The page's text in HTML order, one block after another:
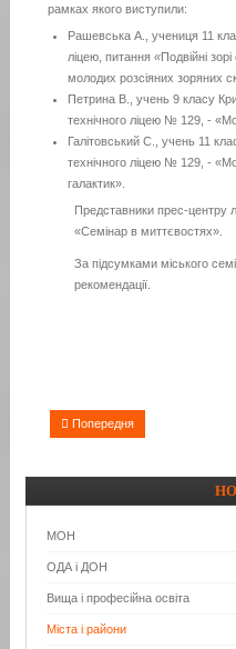
рамках якого виступили:
Рашевська А., учениця 11
ліцею, питання«Подвійні
молодих розсіяних зоряних
Петрина В., учень 9 класу
технічного ліцею № 129, -
Галітовський С., учень 11
технічного ліцею № 129, -
галактик».
Представники прес-центру
«Семінар в миттєвостях».
За підсумками міського
рекомендації.
Попередня
МОН
ОДА і ДОН
Вища і професійна освіта
Міста і райони